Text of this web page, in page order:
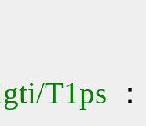
T1ps